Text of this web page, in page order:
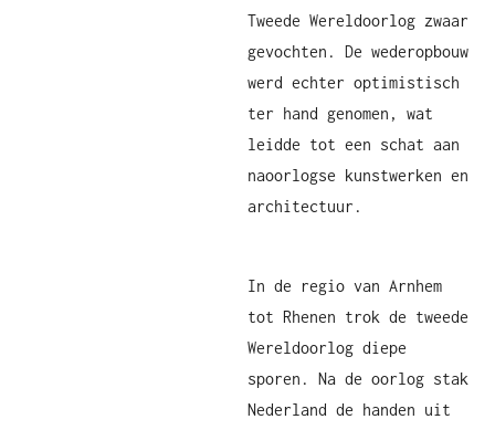
Tweede Wereldoorlog zwaar
gevochten. De wederopbouw
werd echter optimistisch
ter hand genomen, wat
leidde tot een schat aan
naoorlogse kunstwerken en
architectuur.
In de regio van Arnhem
tot Rhenen trok de tweede
Wereldoorlog diepe
sporen. Na de oorlog stak
Nederland de handen uit